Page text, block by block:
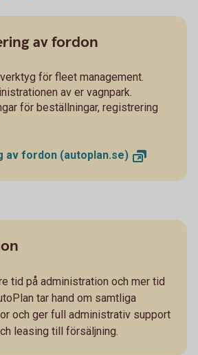
av fordon
för fleet management.
av er vagnpark.
för beställningar, registrering
av fordon (autoplan.se)
tid på administration och mer tid
tar hand om samtliga
och ger full administrativ support
leasing till försäljning.